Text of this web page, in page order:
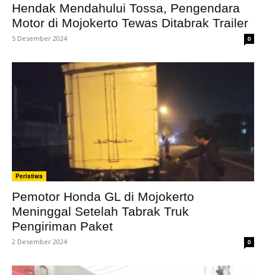
Hendak Mendahului Tossa, Pengendara
Motor di Mojokerto Tewas Ditabrak Trailer
5 Desember 2024 0
Peristiwa
Pemotor Honda GL di Mojokerto
Meninggal Setelah Tabrak Truk
Pengiriman Paket
2 Desember 2024 0